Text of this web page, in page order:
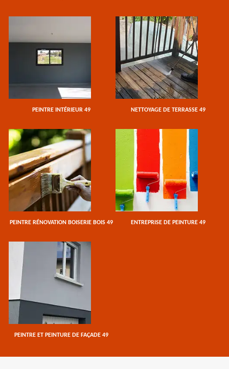
PEINTRE INTÉRIEUR 49 NETTOYAGE DE TERRASSE 49
PEINTRE RÉNOVATION BOISERIE BOIS 49 ENTREPRISE DE PEINTURE 49
PEINTRE ET PEINTURE DE FAÇADE 49